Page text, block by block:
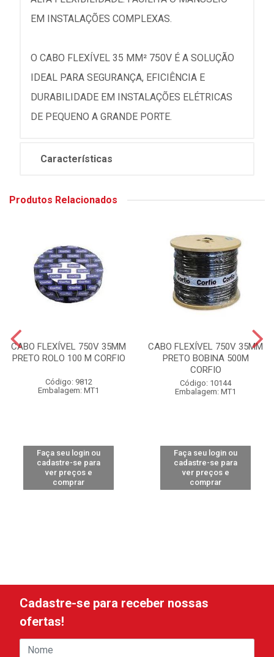
EM INSTALAÇÕES COMPLEXAS.
O CABO FLEXÍVEL 35 MM² 750V É A SOLUÇÃO
IDEAL PARA SEGURANÇA, EFICIÊNCIA E
DURABILIDADE EM INSTALAÇÕES ELÉTRICAS
DE PEQUENO A GRANDE PORTE.
Características
Produtos Relacionados
CABO FLEXÍVEL 750V 35MM
PRETO ROLO 100 M CORFIO
Código: 9812
Embalagem: MT1
Faça seu login ou
cadastre-se para
ver preços e
comprar
CABO FLEXÍVEL 750V 35MM
PRETO BOBINA 500M
CORFIO
Código: 10144
Embalagem: MT1
Faça seu login ou
cadastre-se para
ver preços e
comprar
Cadastre-se para receber nossas
ofertas!